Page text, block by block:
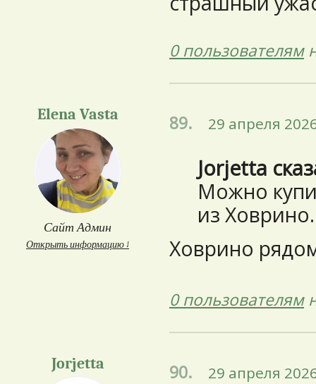
0 пользователям
Elena Vasta
Сайт Админ
Открыть информацию ↓
89. 29 апреля
Jorjetta
Можно
из Ховрино.
Ховрино
0 пользователям
Jorjetta 90. 29 апреля